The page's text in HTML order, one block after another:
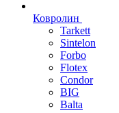
Ковролин
Tarkett
Sintelon
Forbo
Flotex
Condor
BIG
Balta